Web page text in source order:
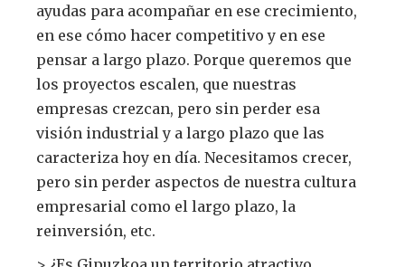
ayudas para acompañar en ese crecimiento,
en ese cómo hacer competitivo y en ese
pensar a largo plazo. Porque queremos que
los proyectos escalen, que nuestras
empresas crezcan, pero sin perder esa
visión industrial y a largo plazo que las
caracteriza hoy en día. Necesitamos crecer,
pero sin perder aspectos de nuestra cultura
empresarial como el largo plazo, la
reinversión, etc.